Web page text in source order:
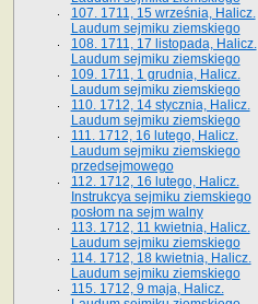
107. 1711, 15 września, Halicz.
Laudum sejmiku ziemskiego
108. 1711, 17 listopada, Halicz.
Laudum sejmiku ziemskiego
109. 1711, 1 grudnia, Halicz.
Laudum sejmiku ziemskiego
110. 1712, 14 stycznia, Halicz.
Laudum sejmiku ziemskiego
111. 1712, 16 lutego, Halicz.
Laudum sejmiku ziemskiego
przedsejmowego
112. 1712, 16 lutego, Halicz.
Instrukcya sejmiku ziemskiego
posłom na sejm walny
113. 1712, 11 kwietnia, Halicz.
Laudum sejmiku ziemskiego
114. 1712, 18 kwietnia, Halicz.
Laudum sejmiku ziemskiego
115. 1712, 9 maja, Halicz.